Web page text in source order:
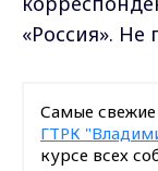
«Россия». Не
Самые свежие
ГТРК
курсе всех